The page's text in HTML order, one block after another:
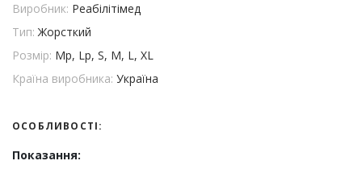
Виробник: Реабілітімед
Тип:Жорсткий
Розмір: Mp, Lp, S, M, L, XL
Країна виробника: Україна
ОСОБЛИВОСТІ:
Показання: